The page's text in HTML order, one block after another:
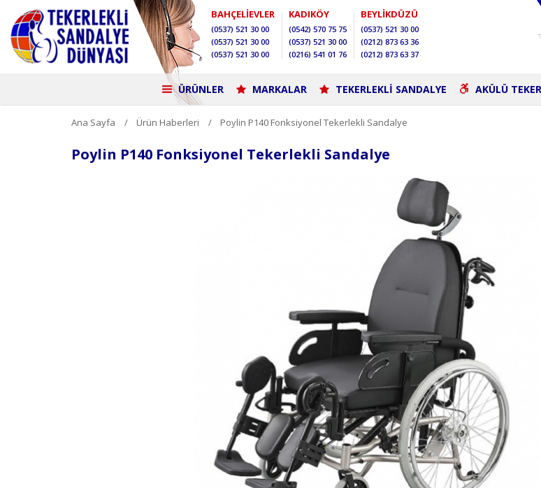
BAHÇELİEVLER
(0537) 521 30 00
(0537) 521 30 00
(0537) 521 30 00
KADIKÖY
(0542) 570 75 75
(0537) 521 30 00
(0216) 541 01 76
BEYLİKDÜZÜ
(0537) 521 30 00
(0212) 873 63 36
(0212) 873 63 37
ÜRÜNLER MARKALAR TEKERLEKLİ SANDALYE AKÜLÜ
Ana Sayfa Ürün Haberleri Poylin P140 Fonksiyonel Tekerlekli Sandalye
Poylin P140 Fonksiyonel Tekerlekli Sandalye